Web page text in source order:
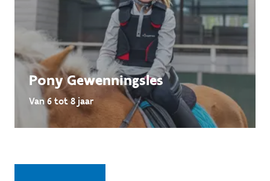
Pony Gewenningsles
Van 6 tot 8 jaar